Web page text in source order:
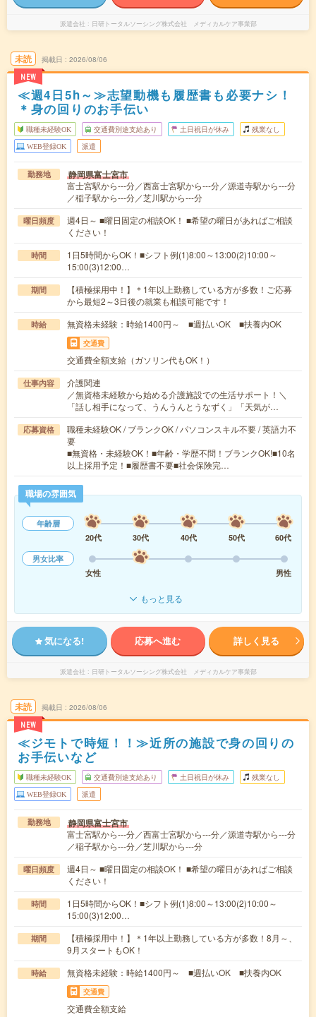
派遣会社 日研トータルソーシング株式会社 メディカルケア事業部
未読
NEW
掲載日 2026/08/06
≪週4日5h～≫志望動機も履歴書も必要ナシ！
＊身の回りのお手伝い
職種未経験OK 交通費別途支給あり 土日祝日が休み 残業なし
WEB登録OK 派遣
勤務地 静岡県富士宮市
富士宮駅から---分／西富士宮駅から---分／源道寺駅から---分
／稲子駅から---分／芝川駅から---分
曜日頻度
週4日～ ■曜日固定の相談OK！ ■希望の曜日があればご相談
ください！
時間
1日5時間からOK！■シフト例(1)8:00～13:00(2)10:00～
15:00(3)12:00…
期間
【積極採用中！】＊1年以上勤務している方が多数！ご応募
から最短2～3日後の就業も相談可能です！
時給 無資格未経験：時給1400円～ ■週払いOK ■扶養内OK
交通費
交通費全額支給（ガソリン代もOK！）
仕事内容
介護関連
／無資格未経験から始める介護施設での生活サポート！＼
「話し相手になって、うんうんとうなずく」「天気が…
応募資格
職種未経験OK / ブランクOK / パソコンスキル不要 / 英語力不
要
■無資格・未経験OK！■年齢・学歴不問！ブランクOK!■10名
以上採用予定！■履歴書不要■社会保険完…
職場の雰囲気
年齢層
20代
30代 40代 50代
60代
男女比率
女性
男性
もっと見る
気になる! 応募へ進む 詳しく見る
派遣会社 日研トータルソーシング株式会社 メディカルケア事業部
未読
NEW
掲載日 2026/08/06
≪ジモトで時短！！≫近所の施設で身の回りの
お手伝いなど
職種未経験OK 交通費別途支給あり 土日祝日が休み 残業なし
WEB登録OK 派遣
勤務地 静岡県富士宮市
富士宮駅から---分／西富士宮駅から---分／源道寺駅から---分
／稲子駅から---分／芝川駅から---分
曜日頻度
週4日～ ■曜日固定の相談OK！ ■希望の曜日があればご相談
ください！
時間
1日5時間からOK！■シフト例(1)8:00～13:00(2)10:00～
15:00(3)12:00…
期間
【積極採用中！】＊1年以上勤務している方が多数！8月～、
9月スタートもOK！
時給 無資格未経験：時給1400円～ ■週払いOK ■扶養内OK
交通費
交通費全額支給